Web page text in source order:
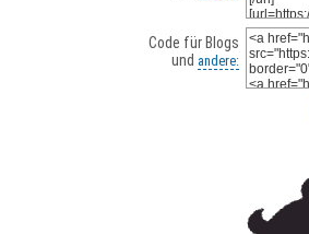
Code für Blogs
und andere: